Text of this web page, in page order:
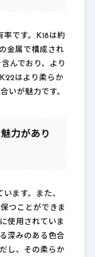
率です。K18は約
金属で構成され
んでおり、より
はより柔らか
いが魅力です。
力があり
ます。また、
つことができま
使用されていま
深みのある色合
し、その柔らか